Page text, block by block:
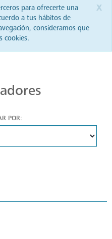
x
para ofrecerte una
a tus hábitos de
consideramos que
cookies.
POR: